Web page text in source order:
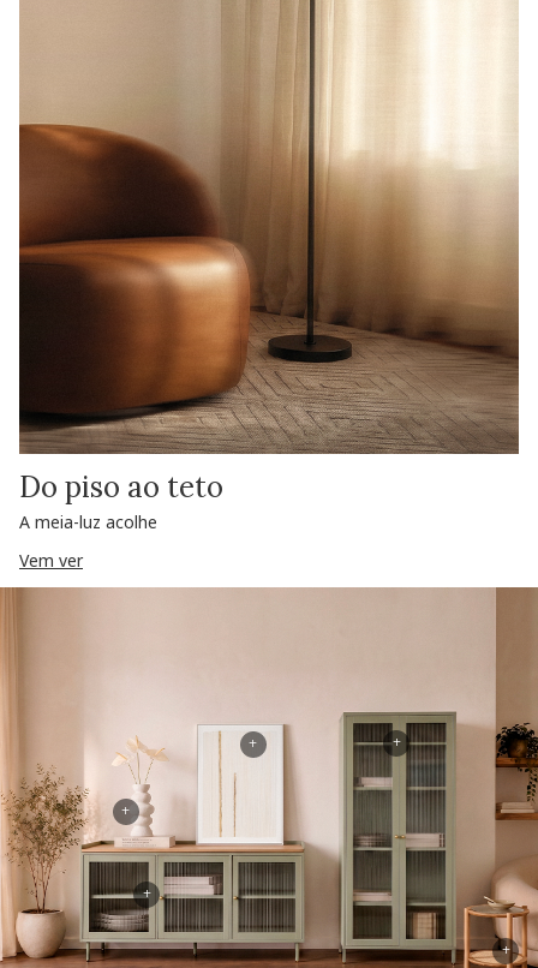
Do piso ao teto
A meia-luz acolhe
Vem ver
+
+
+
+
+